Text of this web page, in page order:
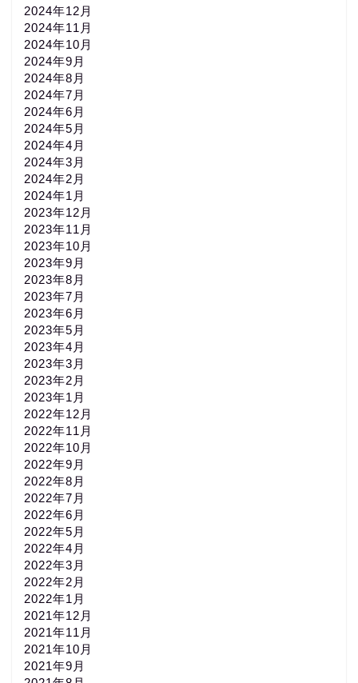
2024年12月
2024年11月
2024年10月
2024年9月
2024年8月
2024年7月
2024年6月
2024年5月
2024年4月
2024年3月
2024年2月
2024年1月
2023年12月
2023年11月
2023年10月
2023年9月
2023年8月
2023年7月
2023年6月
2023年5月
2023年4月
2023年3月
2023年2月
2023年1月
2022年12月
2022年11月
2022年10月
2022年9月
2022年8月
2022年7月
2022年6月
2022年5月
2022年4月
2022年3月
2022年2月
2022年1月
2021年12月
2021年11月
2021年10月
2021年9月